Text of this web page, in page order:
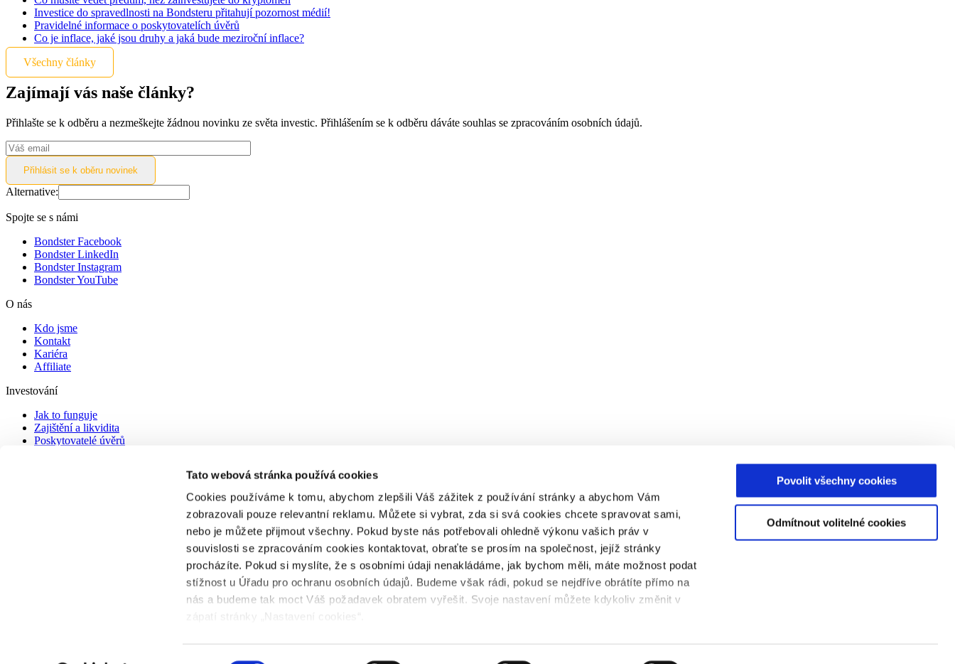
Tato webová stránka používá cookies
Cookies používáme k tomu, abychom zlepšili Váš zážitek z používání stránky a abychom Vám
zobrazovali pouze relevantní reklamu. Můžete si vybrat, zda si svá cookies chcete spravovat sami,
nebo je můžete přijmout všechny. Pokud byste nás potřebovali ohledně výkonu vašich práv v
souvislosti se zpracováním cookies kontaktovat, obraťte se prosím na společnost, jejíž stránky
procházíte. Pokud si myslíte, že s osobními údaji nenakládáme, jak bychom měli, máte možnost podat
stížnost u Úřadu pro ochranu osobních údajů. Budeme však rádi, pokud se nejdříve obrátíte přímo na
nás a budeme tak moct Váš požadavek obratem vyřešit. Svoje nastavení můžete kdykoliv změnit v
zápatí stránky „Nastavení cookies“.
Povolit všechny cookies
Odmítnout volitelné cookies
Investice do spravedlnosti na Bondsteru přitahují pozornost médií!
Pravidelné informace o poskytovatelích úvěrů
Co je inflace, jaké jsou druhy a jaká bude meziroční inflace?
Všechny články
Zajímají vás naše články?
Přihlašte se k odběru a nezmeškejte žádnou novinku ze světa investic. Přihlášením se k odběru dáváte souhlas se zpracováním osobních údajů.
Alternative:
Spojte se s námi
Bondster Facebook
Bondster LinkedIn
Bondster Instagram
Bondster YouTube
O nás
Kdo jsme
Kontakt
Kariéra
Affiliate
Investování
Jak to funguje
Zajištění a likvidita
Poskytovatelé úvěrů